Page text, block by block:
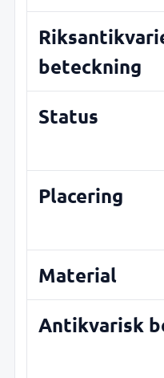
beteckning
Status
Placering
Material
Antikvarisk